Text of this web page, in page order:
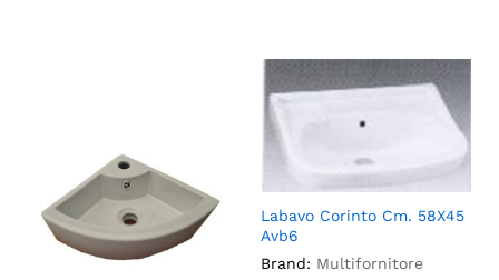
Labavo Corinto Cm. 58X45
Avb6
Brand: Multifornitore